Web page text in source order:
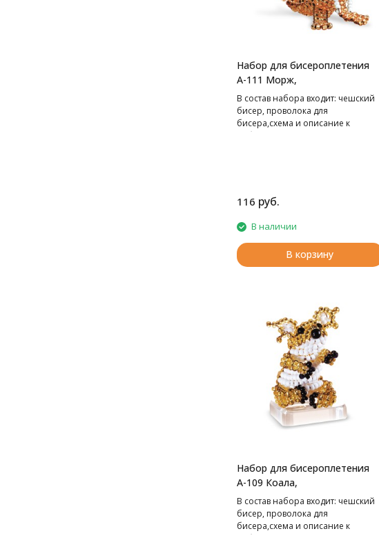
Набор для бисероплетения
А-111 Морж,
В cостав набора входит: чешский
бисер, проволока для
бисера,схема и описание к
работе.
116 руб.
В наличии
В корзину
Набор для бисероплетения
А-109 Коала,
В cостав набора входит: чешский
бисер, проволока для
бисера,схема и описание к
работе.